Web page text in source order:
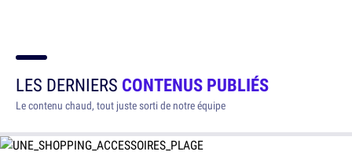
LES DERNIERS CONTENUS PUBLIÉS
Le contenu chaud, tout juste sorti de notre équipe